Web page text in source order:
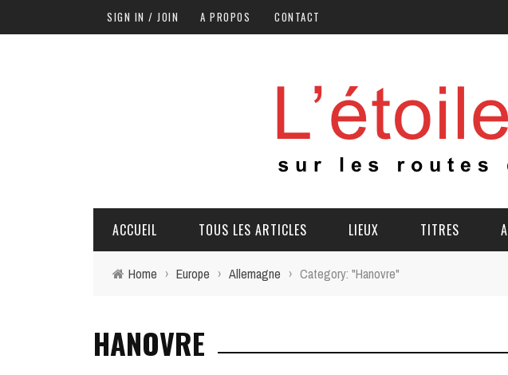
SIGN IN / JOIN A PROPOS CONTACT
ACCUEIL TOUS LES ARTICLES LIEUX TITRES
Home › Europe › Allemagne › Category: "Hanovre"
HANOVRE